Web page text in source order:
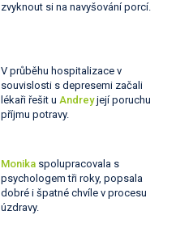
zvyknout si na navyšování porcí.
V průběhu hospitalizace v
souvislosti s depresemi začali
lékaři řešit u Andreyjejí poruchu
příjmu potravy.
Monika spolupracovala s
psychologem tři roky, popsala
dobré i špatné chvíle v procesu
úzdravy.